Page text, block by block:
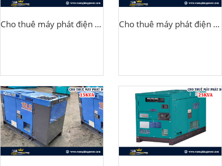
Cho thuê máy phát điện tại Hòa Bình Cho thuê máy phát điện tại Hà Đông